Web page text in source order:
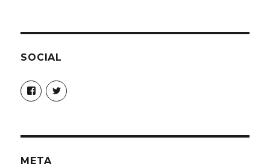
SOCIAL
Profil
von
christoph.fleischer1
anzeigen
Profil
von
anzeigen
META